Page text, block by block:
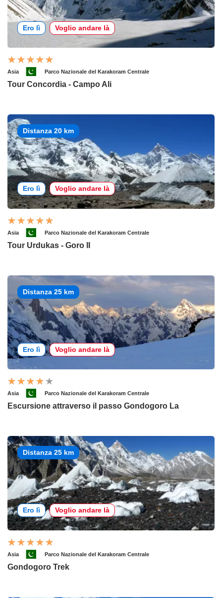
Ero lì Voglio andare là
Asia Parco Nazionale del Karakoram Centrale
Tour Concordia - Campo Ali
Distanza 20 km
Ero lì Voglio andare là
Asia Parco Nazionale del Karakoram Centrale
Tour Urdukas - Goro II
Distanza 25 km
Ero lì Voglio andare là
Asia Parco Nazionale del Karakoram Centrale
Escursione attraverso il passo Gondogoro La
Distanza 25 km
Ero lì Voglio andare là
Asia Parco Nazionale del Karakoram Centrale
Gondogoro Trek